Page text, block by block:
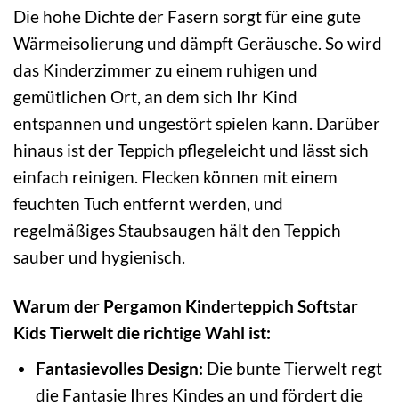
Die hohe Dichte der Fasern sorgt für eine gute
Wärmeisolierung und dämpft Geräusche. So wird
das Kinderzimmer zu einem ruhigen und
gemütlichen Ort, an dem sich Ihr Kind
entspannen und ungestört spielen kann. Darüber
hinaus ist der Teppich pflegeleicht und lässt sich
einfach reinigen. Flecken können mit einem
feuchten Tuch entfernt werden, und
regelmäßiges Staubsaugen hält den Teppich
sauber und hygienisch.
Warum der Pergamon Kinderteppich Softstar
Kids Tierwelt die richtige Wahl ist:
Fantasievolles Design: Die bunte Tierwelt regt
die Fantasie Ihres Kindes an und fördert die